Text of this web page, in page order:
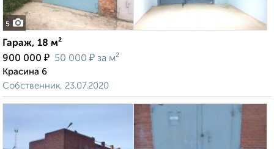
5
Гараж, 18 м²
900 000 ₽ 50 000 ₽ за м²
Красина 6
Собственник, 23.07.2020